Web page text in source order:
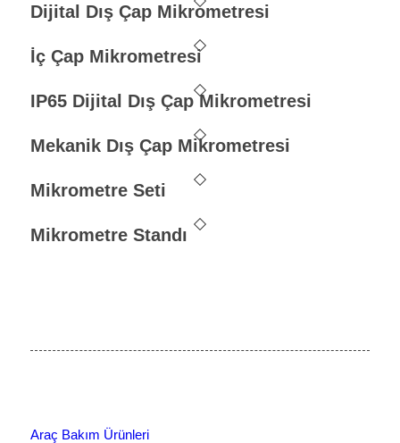
Dijital Dış Çap Mikrometresi
İç Çap Mikrometresi
IP65 Dijital Dış Çap Mikrometresi
Mekanik Dış Çap Mikrometresi
Mikrometre Seti
Mikrometre Standı
Araç Bakım Ürünleri